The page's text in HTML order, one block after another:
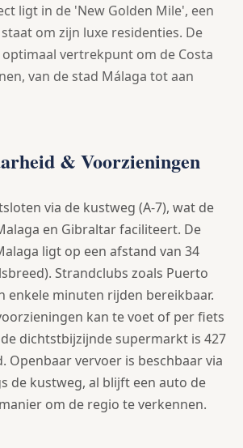
ligt in de 'New Golden Mile', een
om zijn luxe residenties. De
vertrekpunt om de Costa
van de stad Málaga tot aan
& Voorzieningen
via de kustweg (A-7), wat de
en Gibraltar faciliteert. De
ligt op een afstand van 34
Strandclubs zoals Puerto
enkele minuten rijden bereikbaar.
kan te voet of per fiets
dichtstbijzijnde supermarkt is 427
Openbaar vervoer is beschbaar via
de kustweg, al blijft een auto de
om de regio te verkennen.